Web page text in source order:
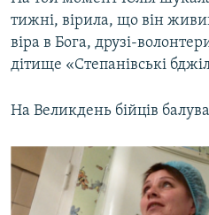
тижні, вірила, що він
віра в Бога, друзі-
дітище «Степанівські
На Великдень бійців